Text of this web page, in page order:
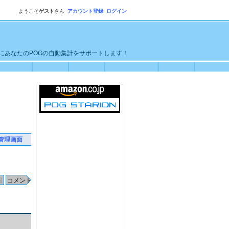
ようこそゲスト さん アカウント登録 ログイン
なたのPOGの自動集計をサポートします！
理画面